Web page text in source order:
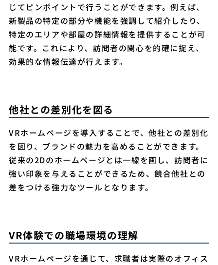
じてピンポイントで行うことができます。例えば、
新製品の特定の部分や機能を強調して紹介したり、
特定のエリアや部屋の詳細情報を提供することが可
能です。これにより、訪問者の関心を的確に捉え、
効果的な情報伝達が行えます。
他社との差別化を図る
VRホームページを導入することで、他社との差別化
を図り、ブランドの魅力を高めることができます。
従来の2Dのホームページとは一線を画し、訪問者に
強い印象を与えることができるため、競合他社との
差をつける強力なツールとなります。
VR体験での職場環境の理解
VRホームページを通じて、求職者は実際のオフィス